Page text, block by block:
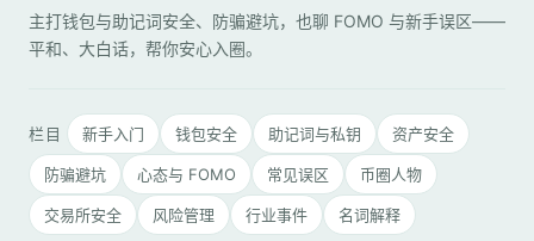
主打钱包与助记词安全、防骗避坑，也聊 FOMO 与新手误区——
平和、大白话，帮你安心入圈。
栏目 新手入门 钱包安全 助记词与私钥 资产安全
防骗避坑 心态与 FOMO 常见误区 币圈人物
交易所安全 风险管理 行业事件 名词解释